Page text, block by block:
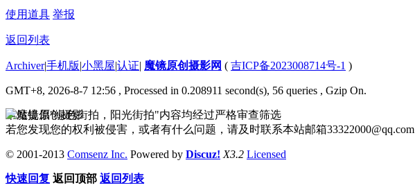
使用道具 举报
返回列表
Archiver|手机版|小黑屋|认证| 魔镜原创摄影网 ( 吉ICP备2023008714号-1 )
GMT+8, 2026-8-7 12:56 , Processed in 0.208911 second(s), 56 queries , Gzip On.
本站提倡"绿色街拍，阳光街拍"内容均经过严格审查筛选
若您发现您的权利被侵害，或者有什么问题，请及时联系本站邮箱33322000@qq.com
© 2001-2013 Comsenz Inc. Powered by Discuz! X3.2 Licensed
快速回复 返回顶部 返回列表